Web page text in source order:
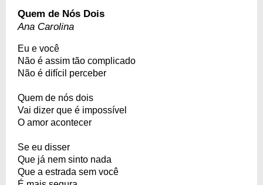
Quem de Nós Dois
Ana Carolina
Eu e você
Não é assim tão complicado
Não é difícil perceber
Quem de nós dois
Vai dizer que é impossível
O amor acontecer
Se eu disser
Que já nem sinto nada
Que a estrada sem você